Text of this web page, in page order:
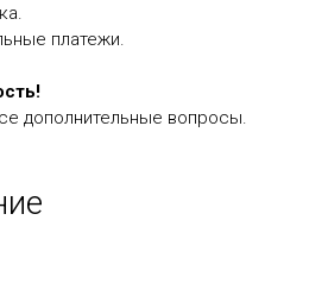
платежи.
дополнительные вопросы.